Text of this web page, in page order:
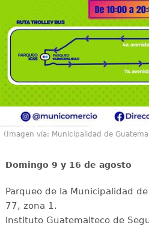
(Imagen vía: Municipalidad de
Domingo 9 y 16 de agosto
Parqueo de la Municipalidad
77, zona 1.
Instituto Guatemalteco de